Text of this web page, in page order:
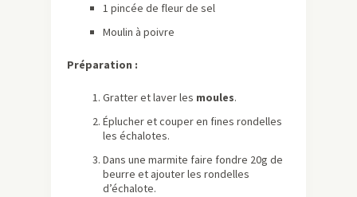
1 pincée de fleur de sel
Moulin à poivre
Préparation :
Gratter et laver les moules.
Éplucher et couper en fines rondelles
les échalotes.
Dans une marmite faire fondre 20g de
beurre et ajouter les rondelles
d’échalote.